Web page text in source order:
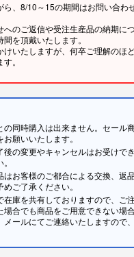
ら、8/10～15の期間はお問い合わ
へのご返信や受注生産品の納期につ
を頂戴いたします。
けいたしますが、何卒ご理解のほ
。
の同時購入は出来ません。セール
願いいたします。
後の変更やキャンセルはお受けで
はお客様のご都合による交換、返
めご了承ください。
在庫を共有しておりますので、ご
場合でも商品をご用意できない場
メールにてご連絡いたしますので